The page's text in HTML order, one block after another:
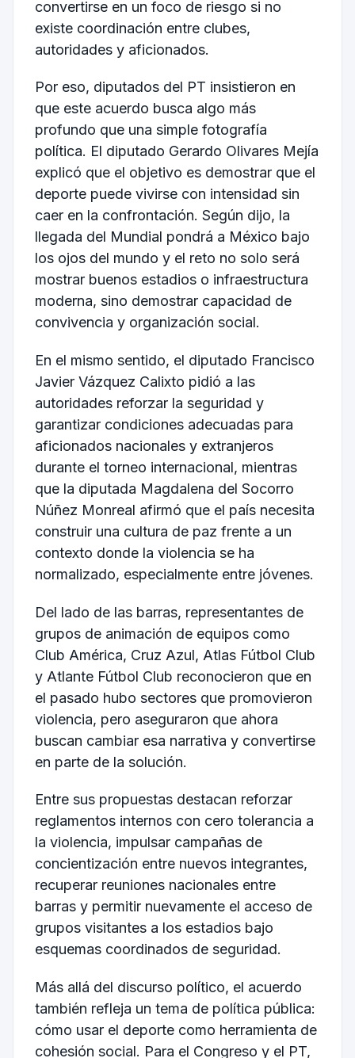
convertirse en un foco de riesgo si no
existe coordinación entre clubes,
autoridades y aficionados.
Por eso, diputados del PT insistieron en
que este acuerdo busca algo más
profundo que una simple fotografía
política. El diputado Gerardo Olivares Mejía
explicó que el objetivo es demostrar que el
deporte puede vivirse con intensidad sin
caer en la confrontación. Según dijo, la
llegada del Mundial pondrá a México bajo
los ojos del mundo y el reto no solo será
mostrar buenos estadios o infraestructura
moderna, sino demostrar capacidad de
convivencia y organización social.
En el mismo sentido, el diputado Francisco
Javier Vázquez Calixto pidió a las
autoridades reforzar la seguridad y
garantizar condiciones adecuadas para
aficionados nacionales y extranjeros
durante el torneo internacional, mientras
que la diputada Magdalena del Socorro
Núñez Monreal afirmó que el país necesita
construir una cultura de paz frente a un
contexto donde la violencia se ha
normalizado, especialmente entre jóvenes.
Del lado de las barras, representantes de
grupos de animación de equipos como
Club América, Cruz Azul, Atlas Fútbol Club
y Atlante Fútbol Club reconocieron que en
el pasado hubo sectores que promovieron
violencia, pero aseguraron que ahora
buscan cambiar esa narrativa y convertirse
en parte de la solución.
Entre sus propuestas destacan reforzar
reglamentos internos con cero tolerancia a
la violencia, impulsar campañas de
concientización entre nuevos integrantes,
recuperar reuniones nacionales entre
barras y permitir nuevamente el acceso de
grupos visitantes a los estadios bajo
esquemas coordinados de seguridad.
Más allá del discurso político, el acuerdo
también refleja un tema de política pública:
cómo usar el deporte como herramienta de
cohesión social. Para el Congreso y el PT,